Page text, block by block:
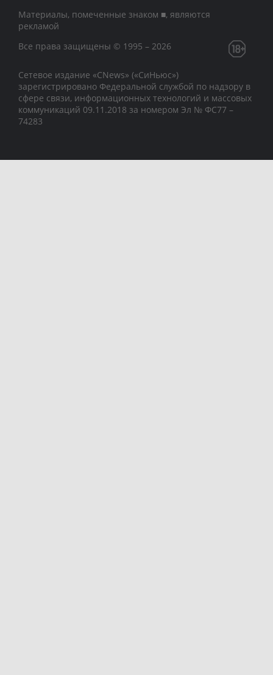
Материалы, помеченные знаком ■, являются
рекламой
Все права защищены © 1995 – 2026
Сетевое издание «CNews» («СиНьюс»)
зарегистрировано Федеральной службой по надзору в
сфере связи, информационных технологий и массовых
коммуникаций 09.11.2018 за номером Эл № ФС77 –
74283